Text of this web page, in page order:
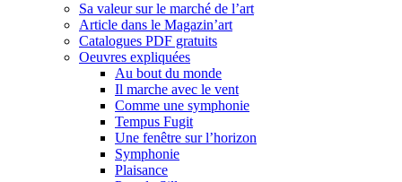
Sa valeur sur le marché de l’art
Article dans le Magazin’art
Catalogues PDF gratuits
Oeuvres expliquées
Au bout du monde
Il marche avec le vent
Comme une symphonie
Tempus Fugit
Une fenêtre sur l’horizon
Symphonie
Plaisance